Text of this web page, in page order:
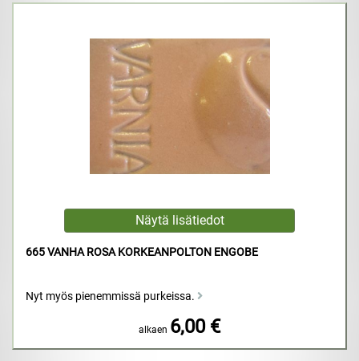
665 VANHA ROSA KORKEANPOLTON ENGOBE
Nyt myös pienemmissä purkeissa.
alkaen 6,00 €